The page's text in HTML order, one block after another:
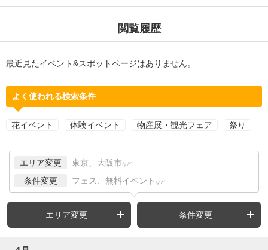
閲覧履歴
最近見たイベント&スポットページはありません。
よく使われる検索条件
花イベント 体験イベント 物産展・観光フェア 祭り
エリア変更 東京、大阪市 など
条件変更 フェス、無料イベント など
エリア変更 条件変更